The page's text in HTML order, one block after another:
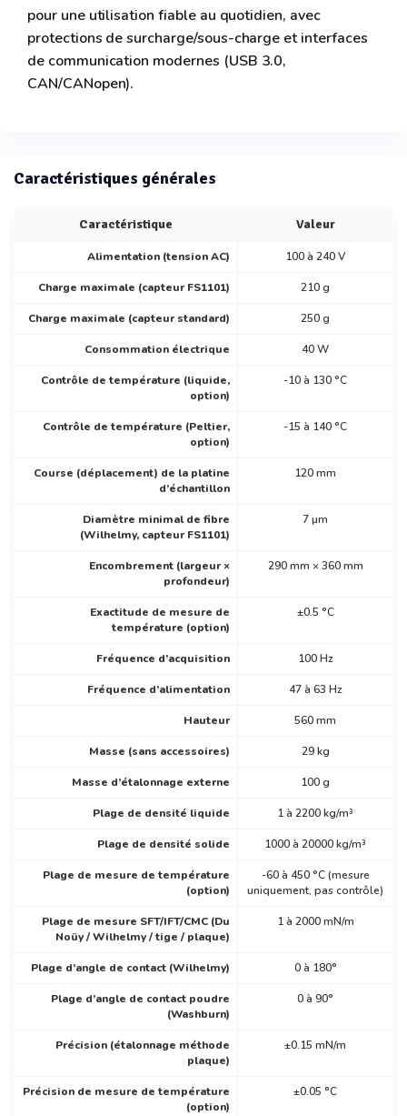
pour une utilisation fiable au quotidien, avec
protections de surcharge/sous-charge et interfaces
de communication modernes (USB 3.0,
CAN/CANopen).
Caractéristiques générales
Caractéristique Valeur
Alimentation (tension AC) 100 à 240 V
Charge maximale (capteur FS1101) 210 g
Charge maximale (capteur standard) 250 g
Consommation électrique 40 W
Contrôle de température (liquide,
option)
-10 à 130 °C
Contrôle de température (Peltier,
option)
-15 à 140 °C
Course (déplacement) de la platine
d’échantillon
120 mm
Diamètre minimal de fibre
(Wilhelmy, capteur FS1101)
7 µm
Encombrement (largeur ×
profondeur)
290 mm × 360 mm
Exactitude de mesure de
température (option)
±0.5 °C
Fréquence d’acquisition 100 Hz
Fréquence d’alimentation 47 à 63 Hz
Hauteur 560 mm
Masse (sans accessoires) 29 kg
Masse d’étalonnage externe 100 g
Plage de densité liquide 1 à 2200 kg/m³
Plage de densité solide 1000 à 20000 kg/m³
Plage de mesure de température
(option)
-60 à 450 °C (mesure
uniquement, pas contrôle)
Plage de mesure SFT/IFT/CMC (Du
Noüy / Wilhelmy / tige / plaque)
1 à 2000 mN/m
Plage d’angle de contact (Wilhelmy) 0 à 180°
Plage d’angle de contact poudre
(Washburn)
0 à 90°
Précision (étalonnage méthode
plaque)
±0.15 mN/m
Précision de mesure de température
(option)
±0.05 °C